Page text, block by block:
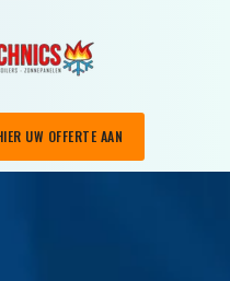
UW OFFERTE AAN